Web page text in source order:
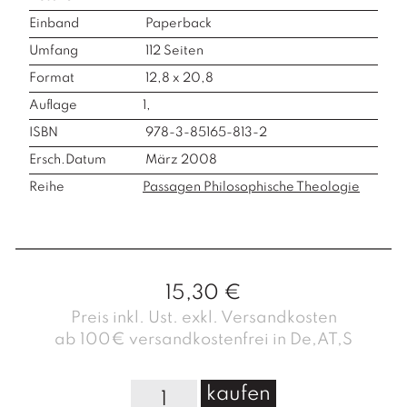
Einband Paperback
Umfang 112 Seiten
Format 12,8 x 20,8
Auflage 1,
ISBN 978-3-85165-813-2
Ersch.Datum März 2008
Reihe Passagen Philosophische Theologie
15,30 €
Preis inkl. Ust. exkl. Versandkosten
ab 100€ versandkostenfrei in De,AT,S
kaufen